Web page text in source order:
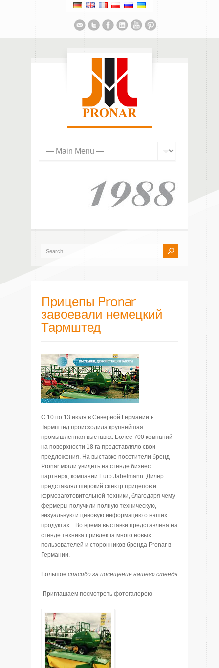
Прицепы Pronar
завоевали немецкий
Тармштед
С 10 по 13 июля в Северной Германии в
Тармштед происходила крупнейшая
промышленная выставка. Более 700 компаний
на поверхности 18 га представляло свои
предложения. На выставке посетители бренд
Pronar могли увидеть на стенде бизнес
партнёра, компании Euro Jabelmann. Дилер
представлял широкий спектр прицепов и
кормозаготовительной техники, благодаря чему
фермеры получили полную техническую,
визуальную и ценовую информацию о наших
продуктах. Во время выставки представлена на
стенде техника привлекла много новых
пользователей и сторонников бренда Pronar в
Германии.
Большое спасибо за посещение нашего стенда
Приглашаем посмотреть фотогалерею: